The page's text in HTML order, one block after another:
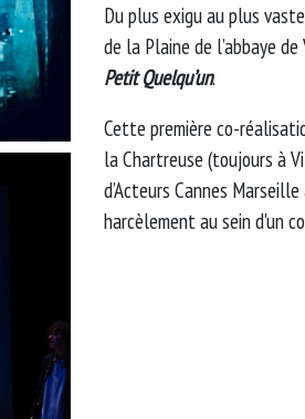
Du plus exigu au plus
de la Plaine de l’abbaye
Petit Quelqu’un.
Cette première co-
la Chartreuse (toujours à
d’Acteurs Cannes Marseille
harcèlement au sein d'un